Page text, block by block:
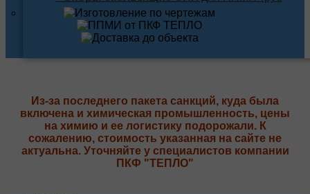
Из-за последнего пакета санкций, куда была
включена и химическая промышленность, цены
на химию и ее логистику подорожали. К
сожалению, стоимость указанная на сайте не
актуальна. Уточняйте у специалистов компании
ПКФ "ТЕПЛО"